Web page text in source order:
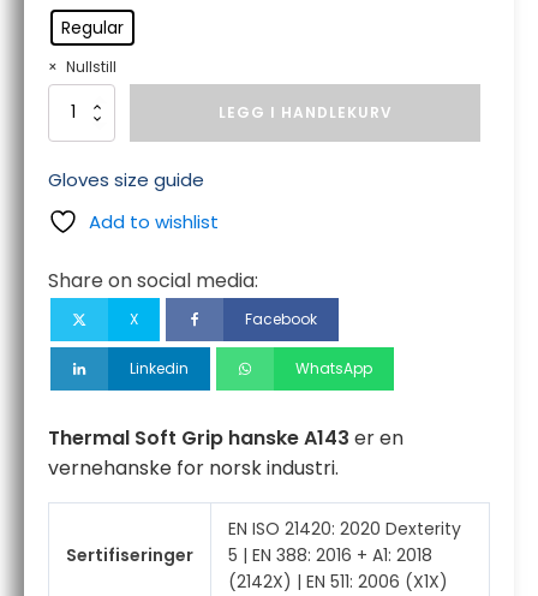
Regular
Nullstill
Thermal
hanske
LEGG I HANDLEKURV
Gloves size guide
Add to wishlist
Share on social media:
X Facebook
Linkedin WhatsApp
Thermal Soft Grip hanske A143 er en
vernehanske for norsk industri.
Sertifiseringer
EN ISO 21420: 2020 Dexterity
5 | EN 388: 2016 + A1: 2018
(2142X) | EN 511: 2006 (X1X)